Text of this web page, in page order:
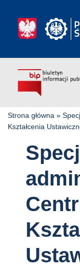
Strona główna »
Kształcenia